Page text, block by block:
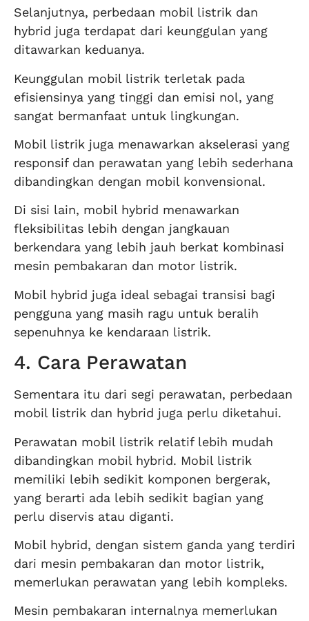
Selanjutnya, perbedaan mobil listrik dan
hybrid juga terdapat dari keunggulan yang
ditawarkan keduanya.
Keunggulan mobil listrik terletak pada
efisiensinya yang tinggi dan emisi nol, yang
sangat bermanfaat untuk lingkungan.
Mobil listrik juga menawarkan akselerasi yang
responsif dan perawatan yang lebih sederhana
dibandingkan dengan mobil konvensional.
Di sisi lain, mobil hybrid menawarkan
fleksibilitas lebih dengan jangkauan
berkendara yang lebih jauh berkat kombinasi
mesin pembakaran dan motor listrik.
Mobil hybrid juga ideal sebagai transisi bagi
pengguna yang masih ragu untuk beralih
sepenuhnya ke kendaraan listrik.
4. Cara Perawatan
Sementara itu dari segi perawatan, perbedaan
mobil listrik dan hybrid juga perlu diketahui.
Perawatan mobil listrik relatif lebih mudah
dibandingkan mobil hybrid. Mobil listrik
memiliki lebih sedikit komponen bergerak,
yang berarti ada lebih sedikit bagian yang
perlu diservis atau diganti.
Mobil hybrid, dengan sistem ganda yang terdiri
dari mesin pembakaran dan motor listrik,
memerlukan perawatan yang lebih kompleks.
Mesin pembakaran internalnya memerlukan